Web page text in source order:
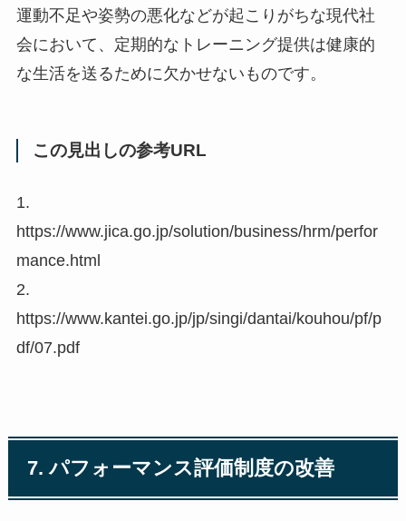
運動不足や姿勢の悪化などが起こりがちな現代社
会において、定期的なトレーニング提供は健康的
な生活を送るために欠かせないものです。
この見出しの参考URL
1.
https://www.jica.go.jp/solution/business/hrm/perfor
mance.html
2.
https://www.kantei.go.jp/jp/singi/dantai/kouhou/pf/p
df/07.pdf
7. パフォーマンス評価制度の改善